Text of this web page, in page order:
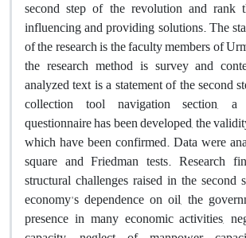
second step of the revolution and rank
influencing and providing solutions. The
of the research is the faculty members of
the research method is survey and
analyzed text is a statement of the second
collection tool navigation section, a
questionnaire has been developed, the
which have been confirmed. Data were
square and Friedman tests. Research
structural challenges raised in the second
economy's dependence on oil, the
presence in many economic activities,